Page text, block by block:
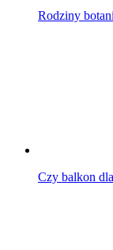
Rodziny
Czy balkon dla